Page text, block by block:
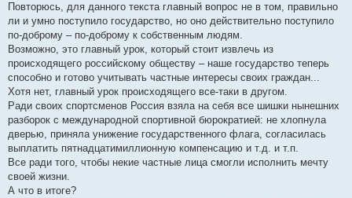
Повторюсь, для данного текста главный вопрос не в том, правильно
ли и умно поступило государство, но оно действительно поступило
по-доброму – по-доброму к собственным людям.
Возможно, это главный урок, который стоит извлечь из
происходящего российскому обществу – наше государство теперь
способно и готово учитывать частные интересы своих граждан...
Хотя нет, главный урок происходящего все-таки в другом.
Pади своих спортсменов Россия взяла на себя все шишки нынешних
разборок с международной спортивной бюрократией: не хлопнула
дверью, приняла унижение государственного флага, согласилась
выплатить пятнадцатимиллионную компенсацию и т.д. и т.п.
Все ради того, чтобы некие частные лица смогли исполнить мечту
своей жизни.
А что в итоге?